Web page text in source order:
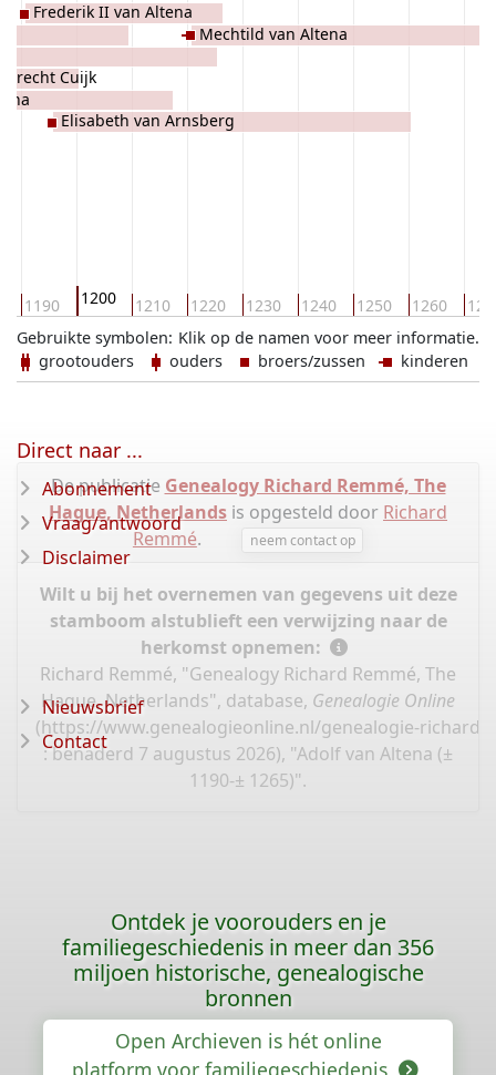
1190 1200 1210 1220 1230 1240 1250 1260
Cuijk
Frederik II van Altena
Elisabeth van Arnsberg
Mechtild van Altena
Klik op de namen voor meer informatie.
Gebruikte symbolen:
grootouders
ouders broers/zussen kinderen
De publicatie Genealogy Richard Remmé, The
Hague, Netherlands is opgesteld door Richard
Remmé. neem contact op
Wilt u bij het overnemen van gegevens uit deze
stamboom alstublieft een verwijzing naar de
herkomst opnemen:
Richard Remmé, "Genealogy Richard Remmé, The
Hague, Netherlands", database, Genealogie Online
(https://www.genealogieonline.nl/genealogie-richard-
: benaderd 7 augustus 2026), "Adolf van Altena (±
1190-± 1265)".
Direct naar ...
Abonnement
Vraag/antwoord
Disclaimer
Nieuwsbrief
Contact
Ontdek je voorouders en je
familiegeschiedenis in meer dan 356
miljoen historische, genealogische
bronnen
Open Archieven is hét online
platform voor familiegeschiedenis